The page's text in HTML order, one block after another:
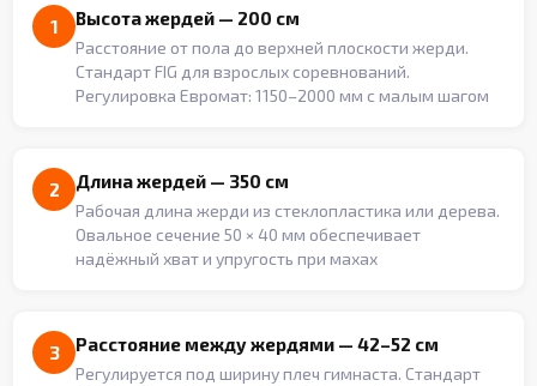
1 Высота жердей — 200 см
Расстояние от пола до верхней плоскости жерди.
Стандарт FIG для взрослых соревнований.
Регулировка Евромат: 1150–2000 мм с малым шагом
2 Длина жердей — 350 см
Рабочая длина жерди из стеклопластика или дерева.
Овальное сечение 50 × 40 мм обеспечивает
надёжный хват и упругость при махах
3 Расстояние между жердями — 42–52 см
Регулируется под ширину плеч гимнаста. Стандарт